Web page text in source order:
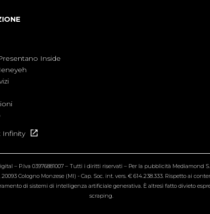
Inside
Infinity
– P.Iva 03976881007 – Tutti i diritti riservati – Per la pubblicità Mediamond
Cologno Monzese (MI) - Cap. Soc. int. vers. € 614.238.333. Rispetto ai
di sistemi di intelligenza artificiale generativa. È altresì fatto divieto
scraping.